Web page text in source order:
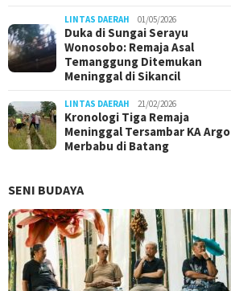
LINTAS DAERAH 01/05/2026
Duka di Sungai Serayu
Wonosobo: Remaja Asal
Temanggung Ditemukan
Meninggal di Sikancil
LINTAS DAERAH 21/02/2026
Kronologi Tiga Remaja
Meninggal Tersambar KA Argo
Merbabu di Batang
SENI BUDAYA